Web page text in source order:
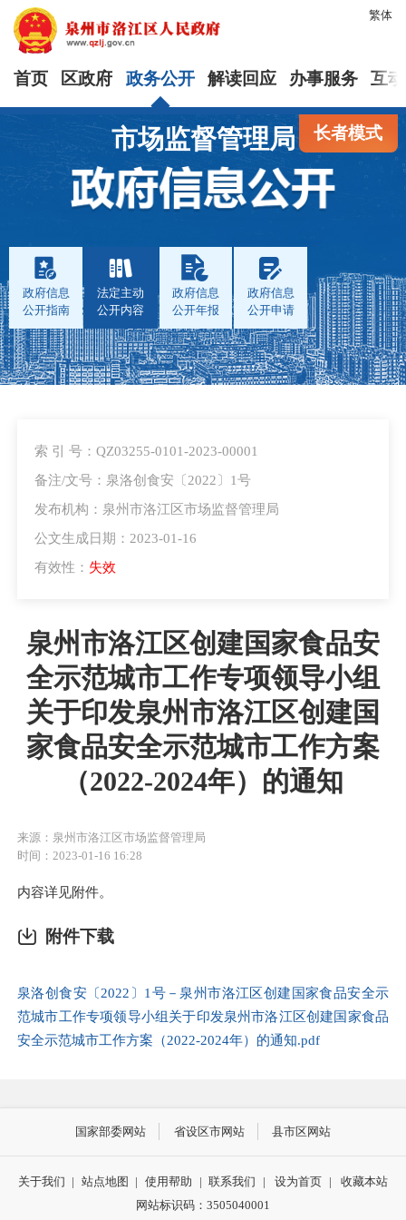
繁体
首页 区政府 政务公开 解读回应 办事服务 互
长者模式
市场监督管理局
政府信息
公开指南
法定主动
公开内容
政府信息
公开年报
政府信息
公开申请
索 引 号：QZ03255-0101-2023-00001
备注/文号：泉洛创食安〔2022〕1号
发布机构：泉州市洛江区市场监督管理局
公文生成日期：2023-01-16
有效性： 失效
泉州市洛江区创建国家食品安
全示范城市工作专项领导小组
关于印发泉州市洛江区创建国
家食品安全示范城市工作方案
（2022-2024年）的通知
来源：泉州市洛江区市场监督管理局
时间：2023-01-16 16:28
内容详见附件。
附件下载
泉洛创食安〔2022〕1号－泉州市洛江区创建国家食品安全示
范城市工作专项领导小组关于印发泉州市洛江区创建国家食品
安全示范城市工作方案（2022-2024年）的通知.pdf
国家部委网站 省设区市网站 县市区网站
关于我们 | 站点地图 | 使用帮助 | 联系我们 | 设为首页 |
收藏本站
网站标识码：3505040001